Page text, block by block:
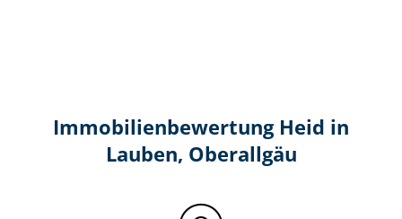
Immobilien­bewertung Heid in
Lauben, Oberallgäu